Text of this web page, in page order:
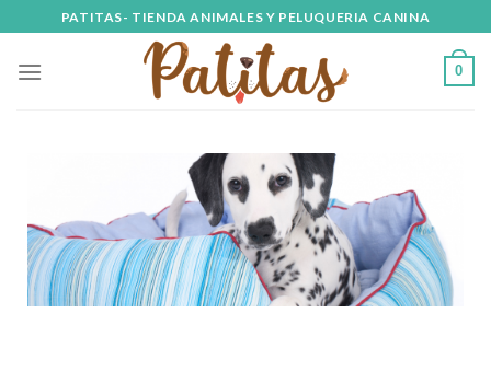
PATITAS- TIENDA ANIMALES Y PELUQUERIA CANINA
0